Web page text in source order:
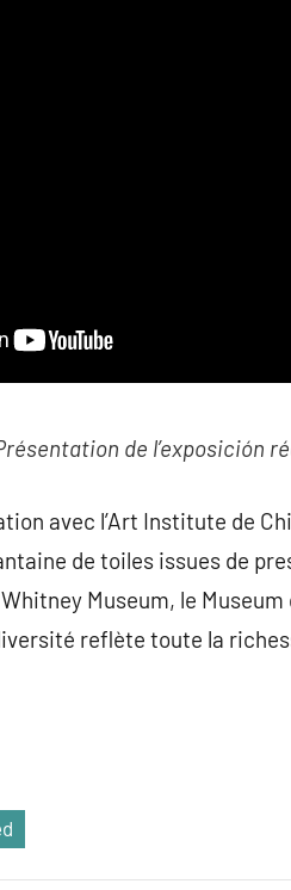
de l’exposición
avec l’Art Institute de
de toiles issues de
Museum, le
reflète toute la